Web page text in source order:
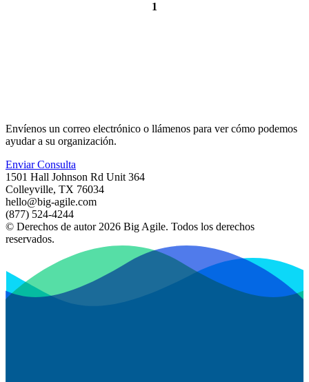
1
Envíenos un correo electrónico o llámenos para ver cómo podemos
ayudar a su organización.
Enviar Consulta
1501 Hall Johnson Rd Unit 364
Colleyville, TX 76034
hello@big-agile.com
(877) 524-4244
© Derechos de autor 2026 Big Agile. Todos los derechos
reservados.